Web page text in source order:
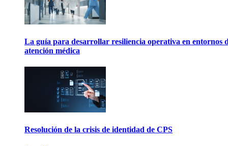
La guía para desarrollar resiliencia operativa en entornos
atención médica
Resolución de la crisis de identidad de CPS